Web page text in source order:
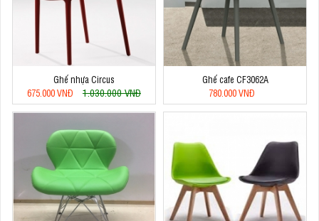
Ghế nhựa Circus
675.000 VNĐ
1.030.000 VNĐ
Ghế cafe CF3062A
780.000 VNĐ